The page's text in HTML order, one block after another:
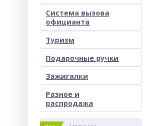
Система вызова
официанта
Туризм
Подарочные ручки
Зажигалки
Разное и
раcпродажа